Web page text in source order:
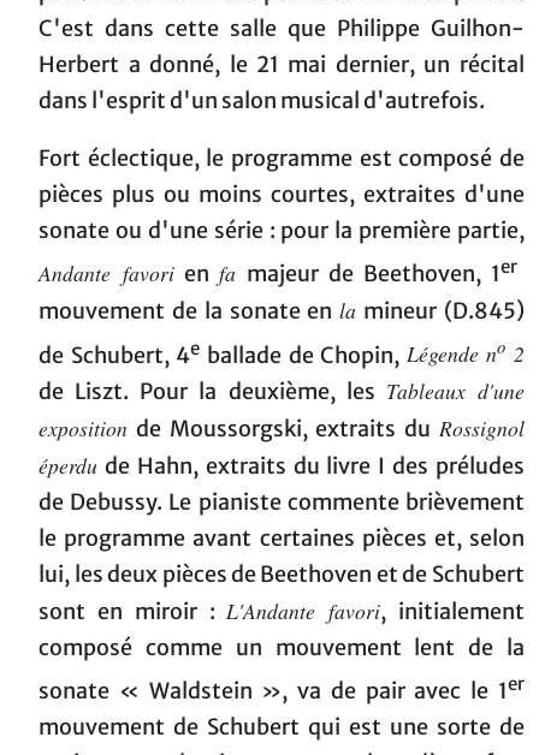
C'est dans cette salle que Philippe Guilhon-
Herbert a donné, le 21 mai dernier, un récital
dans l'esprit d'un salon musical d'autrefois.
Fort éclectique, le programme est composé de
pièces plus ou moins courtes, extraites d'une
sonate ou d'une série : pour la première partie,
Andante favorienfa majeur de Beethoven, 1er
mouvement de la sonate enla mineur (D.845)
de Schubert, 4e ballade de Chopin, Légende no 2
de Liszt. Pour la deuxième, les Tableaux d'une
exposition de Moussorgski, extraits du Rossignol
éperdu de Hahn, extraits du livre I des préludes
de Debussy. Le pianiste commente brièvement
le programme avant certaines pièces et, selon
lui, les deux pièces de Beethoven et de Schubert
sont en miroir :L'Andante favori, initialement
composé comme un mouvement lent de la
sonate « Waldstein », va de pair avec le 1er
mouvement de Schubert qui est une sorte de